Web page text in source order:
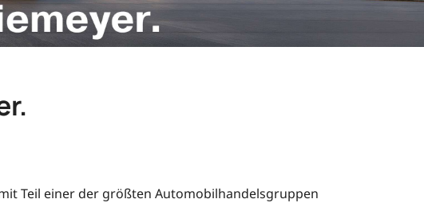
Teil einer der größten Automobilhandelsgruppen